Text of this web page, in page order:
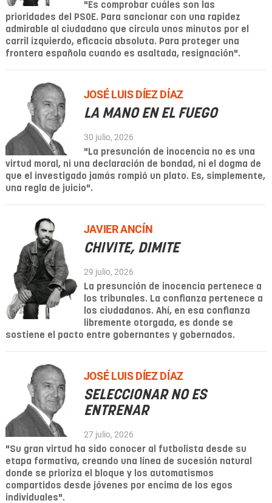
"Es comprobar cuáles son las
prioridades del PSOE. Para sancionar con una rapidez
admirable al ciudadano que circula unos minutos por el
carril izquierdo, eficacia absoluta. Para proteger una
frontera española cuando es asaltada, resignación".
JOSÉ LUIS DÍEZ DÍAZ
LA MANO EN EL FUEGO
30 julio, 2026
"La presunción de inocencia no es una
virtud moral, ni una declaración de bondad, ni el dogma de
que el investigado jamás rompió un plato. Es, simplemente,
una regla de juicio".
JAVIER ANCÍN
CHIVITE, DIMITE
29 julio, 2026
La presunción de inocencia pertenece a
los tribunales. La confianza pertenece a
los ciudadanos. Ahí, en esa confianza
libremente otorgada, es donde se
sostiene el pacto entre gobernantes y gobernados.
JOSÉ LUIS DÍEZ DÍAZ
SELECCIONAR NO ES
ENTRENAR
27 julio, 2026
"Su gran virtud ha sido conocer al futbolista desde su
etapa formativa, creando una línea de sucesión natural
donde se prioriza el bloque y los automatismos
compartidos desde jóvenes por encima de los egos
individuales".